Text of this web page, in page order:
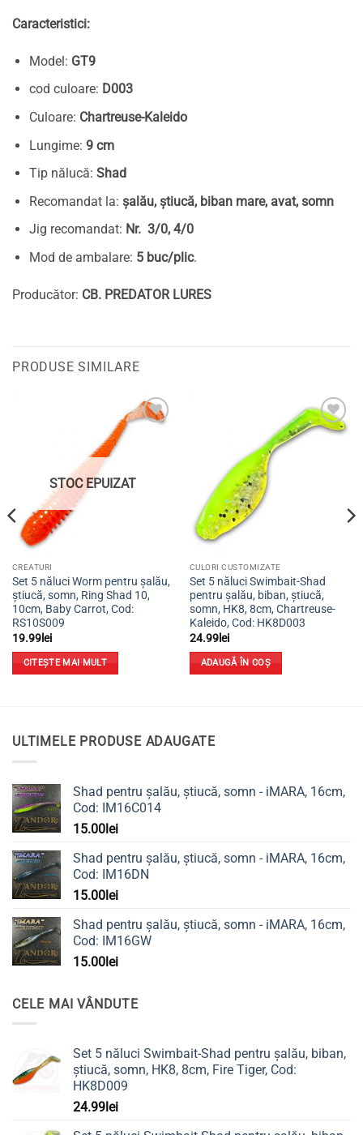
Caracteristici:
Model: GT9
cod culoare: D003
Culoare: Chartreuse-Kaleido
Lungime: 9 cm
Tip nălucă: Shad
Recomandat la: șalău, știucă, biban mare, avat, somn
Jig recomandat: Nr. 3/0, 4/0
Mod de ambalare: 5 buc/plic.
Producător: CB. PREDATOR LURES
PRODUSE SIMILARE
STOC EPUIZAT
CREATURI
Set 5 năluci Worm pentru șalău,
știucă, somn, Ring Shad 10,
10cm, Baby Carrot, Cod:
RS10S009
19.99lei
CITEȘTE MAI MULT
Adaugă
CULORI CUSTOMIZATE
Set 5 năluci Swimbait-Shad
pentru șalău, biban, știucă,
somn, HK8, 8cm, Chartreuse-
Kaleido, Cod: HK8D003
24.99lei
ADAUGĂ ÎN COȘ
ULTIMELE PRODUSE ADAUGATE
Shad pentru șalău, știucă, somn - iMARA, 16cm,
Cod: IM16C014
15.00lei
Shad pentru șalău, știucă, somn - iMARA, 16cm,
Cod: IM16DN
15.00lei
Shad pentru șalău, știucă, somn - iMARA, 16cm,
Cod: IM16GW
15.00lei
CELE MAI VÂNDUTE
Set 5 năluci Swimbait-Shad pentru șalău, biban,
știucă, somn, HK8, 8cm, Fire Tiger, Cod:
HK8D009
24.99lei